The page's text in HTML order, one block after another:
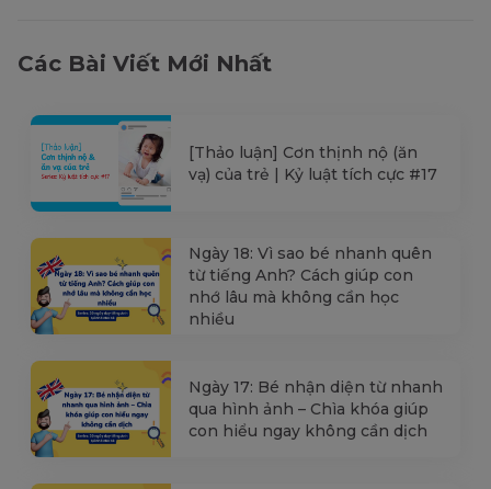
Các Bài Viết Mới Nhất
[Thảo luận] Cơn thịnh nộ (ăn
vạ) của trẻ | Kỷ luật tích cực #17
Ngày 18: Vì sao bé nhanh quên
từ tiếng Anh? Cách giúp con
nhớ lâu mà không cần học
nhiều
Ngày 17: Bé nhận diện từ nhanh
qua hình ảnh – Chìa khóa giúp
con hiểu ngay không cần dịch